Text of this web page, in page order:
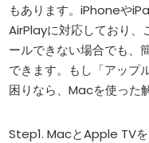
もあります。iPhoneや
AirPlayに対応しており、
ールできない場合でも、
できます。もし「アップ
困りなら、Macを使った
Step1. MacとApple TV